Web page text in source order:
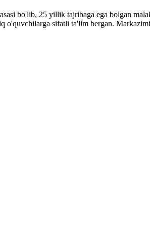
bo'lib, 25 yillik tajribaga ega bolgan
sifatli ta'lim bergan.